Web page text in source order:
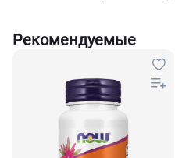
Рекомендуемые